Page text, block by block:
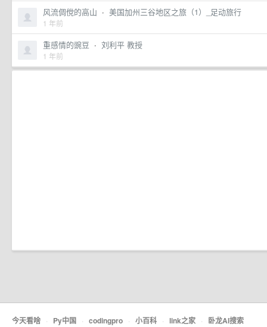
风流倜傥的高山 · 美国加州三谷地区之旅（1）_足动旅行
1 年前
重感情的豌豆 · 刘利平 教授
1 年前
今天看啥 · Py中国 · codingpro · 小百科 · link之家 · 卧龙AI搜索